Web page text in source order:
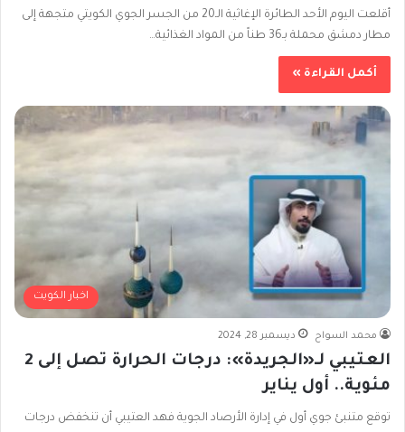
أقلعت اليوم الأحد الطائرة الإغاثية الـ20 من الجسر الجوي الكويتي متجهة إلى
مطار دمشق محملة بـ36 طناً من المواد الغذائية…
أكمل القراءة »
اخبار الكويت
محمد السواح ديسمبر 28, 2024
العتيبي لـ«الجريدة»: درجات الحرارة تصل إلى 2
مئوية.. أول يناير
توقع متنبئ جوي أول في إدارة الأرصاد الجوية فهد العتيبي أن تنخفض درجات